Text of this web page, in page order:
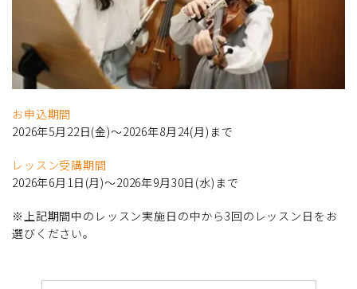
お申込期間
2026年5月22日(金)～2026年8月24(月)まで
レッスン受講期間
2026年6月1日(月)～2026年9月30日(水)まで
※上記期間中のレッスン実施日の中から3回のレッスン日をお
選びください。